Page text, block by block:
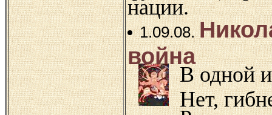
нации.
1.09.08.
война
В одной
Нет,